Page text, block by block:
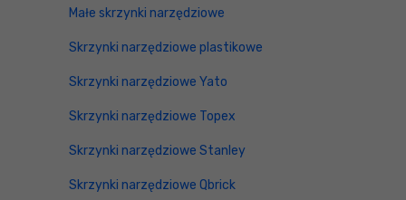
Małe skrzynki narzędziowe
Skrzynki narzędziowe plastikowe
Skrzynki narzędziowe Yato
Skrzynki narzędziowe Topex
Skrzynki narzędziowe Stanley
Skrzynki narzędziowe Qbrick